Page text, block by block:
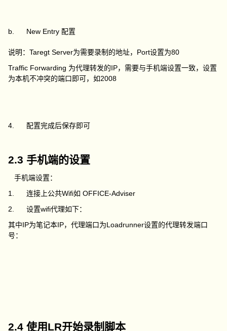
b. New Entry 配置
说明：Taregt Server为需要录制的地址，Port设置为80
Traffic Forwarding 为代理转发的IP，需要与手机端设置一致，设置
为本机不冲突的端口即可，如2008
4. 配置完成后保存即可
2.3 手机端的设置
手机端设置：
1. 连接上公共Wifi如 OFFICE-Adviser
2. 设置wifi代理如下：
其中IP为笔记本IP，代理端口为Loadrunner设置的代理转发端口
号：
2.4 使用LR开始录制脚本